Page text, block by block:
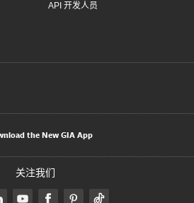
API 开发人员
the New GIA App
关注我们